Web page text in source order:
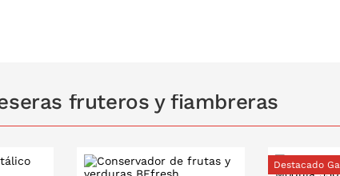
fruteros y fiambreras
Destacado